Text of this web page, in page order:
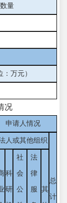
量
万元）
况
申请人情况
人或其他组织
总
计
科
研
社
会
公
法
律
服 其